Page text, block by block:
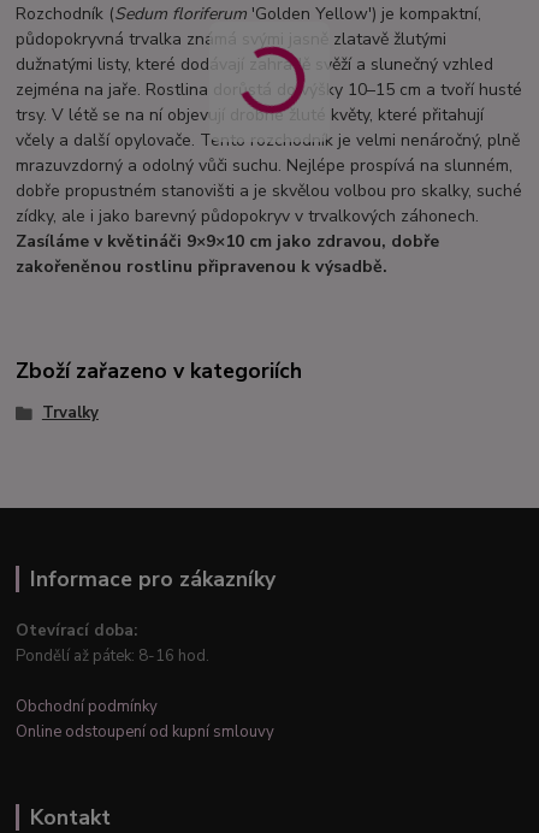
Rozchodník (Sedum floriferum 'Golden Yellow') je kompaktní,
půdopokryvná trvalka známá svými jasně zlatavě žlutými
dužnatými listy, které dodávají zahradě svěží a slunečný vzhled
zejména na jaře. Rostlina dorůstá do výšky 10–15 cm a tvoří husté
trsy. V létě se na ní objevují drobné žluté květy, které přitahují
včely a další opylovače. Tento rozchodník je velmi nenáročný, plně
mrazuvzdorný a odolný vůči suchu. Nejlépe prospívá na slunném,
dobře propustném stanovišti a je skvělou volbou pro skalky, suché
zídky, ale i jako barevný půdopokryv v trvalkových záhonech.
Zasíláme v květináči 9×9×10 cm jako zdravou, dobře
zakořeněnou rostlinu připravenou k výsadbě.
Zboží zařazeno v kategoriích
Trvalky
Informace pro zákazníky
Otevírací doba:
Pondělí až pátek: 8-16 hod.
Obchodní podmínky
Online odstoupení od kupní smlouvy
Kontakt